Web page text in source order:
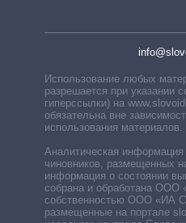
Использование любых
разрешается при указании
гиперссылки) на
обязательна вне
использования материалов.
Аналитическая
чиновников, размещенных
информация о состоянии
собрана и обработана ООО
собственностью ООО «ИА
размещенные на портале